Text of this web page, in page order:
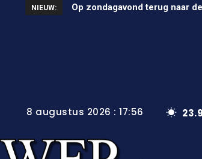
NIEUW: Op zondagavond terug naar de
Unieke wielerkoers in
23.9
8 augustus 2026 : 17:56